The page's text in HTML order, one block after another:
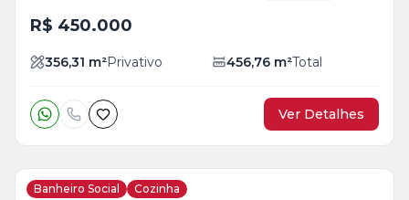
R$ 450.000
356,31 m²Privativo 456,76 m²Total
Ver Detalhes
Banheiro Social Cozinha